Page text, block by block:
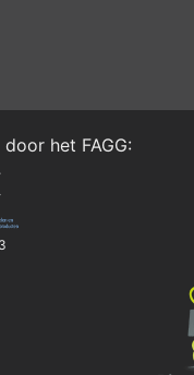
door het FAGG: